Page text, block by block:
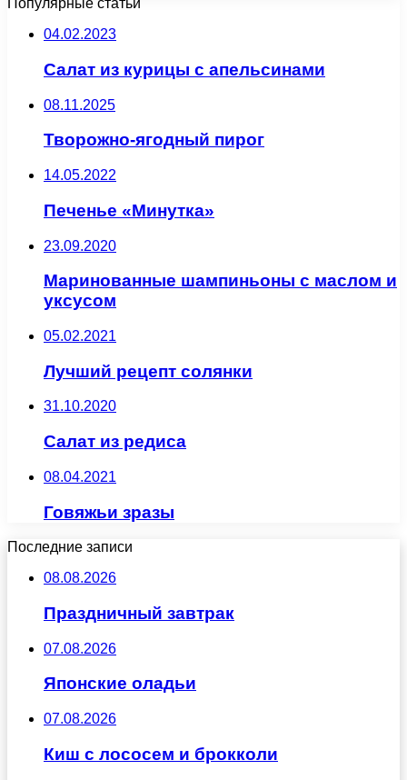
Популярные статьи
04.02.2023
Салат из курицы с апельсинами
08.11.2025
Творожно-ягодный пирог
14.05.2022
Печенье «Минутка»
23.09.2020
Маринованные шампиньоны с маслом и
уксусом
05.02.2021
Лучший рецепт солянки
31.10.2020
Салат из редиса
08.04.2021
Говяжьи зразы
Последние записи
08.08.2026
Праздничный завтрак
07.08.2026
Японские оладьи
07.08.2026
Киш с лососем и брокколи